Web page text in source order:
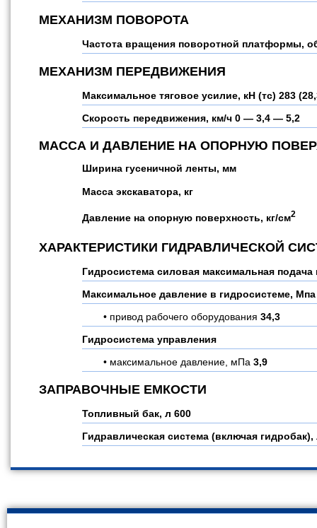
МЕХАНИЗМ ПОВОРОТА
Частота вращения поворотной платформы,
МЕХАНИЗМ ПЕРЕДВИЖЕНИЯ
Максимальное тяговое усилие, кН (тс) 283
Скорость передвижения, км/ч 0 — 3,4 — 5,2
МАССА И ДАВЛЕНИЕ НА ОПОРНУЮ
Ширина гусеничной ленты, мм
Масса экскаватора, кг
Давление на опорную поверхность, кг/см2
ХАРАКТЕРИСТИКИ ГИДРАВЛИЧЕСКОЙ
Гидросистема силовая максимальная
Максимальное давление в гидросистеме, Мпа
привод рабочего оборудования 34,3
Гидросистема управления
максимальное давление, мПа 3,9
ЗАПРАВОЧНЫЕ ЕМКОСТИ
Топливный бак, л 600
Гидравлическая система (включая